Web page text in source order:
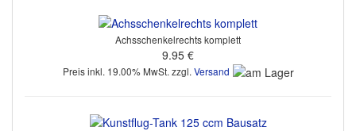
Achsschenkelrechts komplett
9.95 €
Preis inkl. 19.00% MwSt. zzgl. Versand